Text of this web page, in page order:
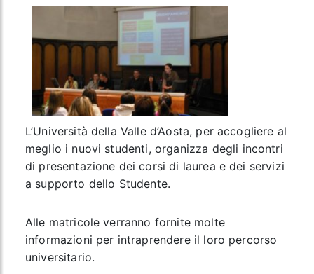
L’Università della Valle d’Aosta, per accogliere al
meglio i nuovi studenti, organizza degli incontri
di presentazione dei corsi di laurea e dei servizi
a supporto dello Studente.
Alle matricole verranno fornite molte
informazioni per intraprendere il loro percorso
universitario.